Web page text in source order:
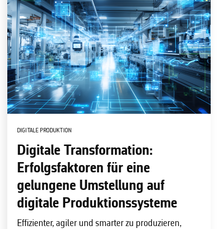
DIGITALE PRODUKTION
Digitale Transformation:
Erfolgsfaktoren für eine
gelungene Umstellung auf
digitale Produktionssysteme
Effizienter, agiler und smarter zu produzieren,